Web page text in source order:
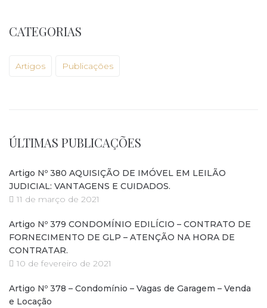
CATEGORIAS
Artigos Publicações
ÚLTIMAS PUBLICAÇÕES
Artigo Nº 380 AQUISIÇÃO DE IMÓVEL EM LEILÃO
JUDICIAL: VANTAGENS E CUIDADOS.
11 de março de 2021
Artigo Nº 379 CONDOMÍNIO EDILÍCIO – CONTRATO DE
FORNECIMENTO DE GLP – ATENÇÃO NA HORA DE
CONTRATAR.
10 de fevereiro de 2021
Artigo Nº 378 – Condomínio – Vagas de Garagem – Venda
e Locação